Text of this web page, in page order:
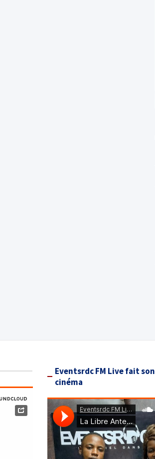
Eventsrdc FM Live fait son
cinéma